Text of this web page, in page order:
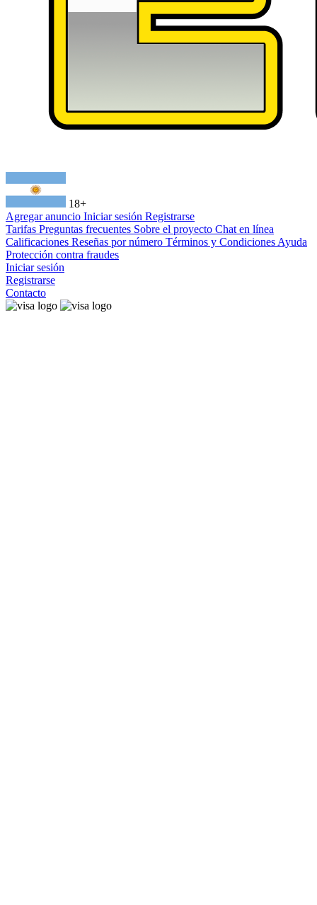
18+
Agregar anuncio Iniciar sesión Registrarse
Tarifas Preguntas frecuentes Sobre el proyecto Chat en línea
Calificaciones Reseñas por número Términos y Condiciones Ayuda
Protección contra fraudes
Iniciar sesión
Registrarse
Contacto